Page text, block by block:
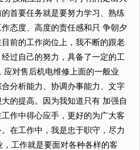
首要任务就是要努力学习、熟练
态度、高度的责任感和只 争朝夕
前的工作岗位上，我不断的跟老
过自己的努力，具备了一定的工
对售后机电维修上面的一般业
分析能力、协调办事能力、文字
的提高。因为我知道只有 加强自
作中得心应手，更好的为广大客
在工作中，我是忠于职守，尽力
工作就是要面对各种各样的客